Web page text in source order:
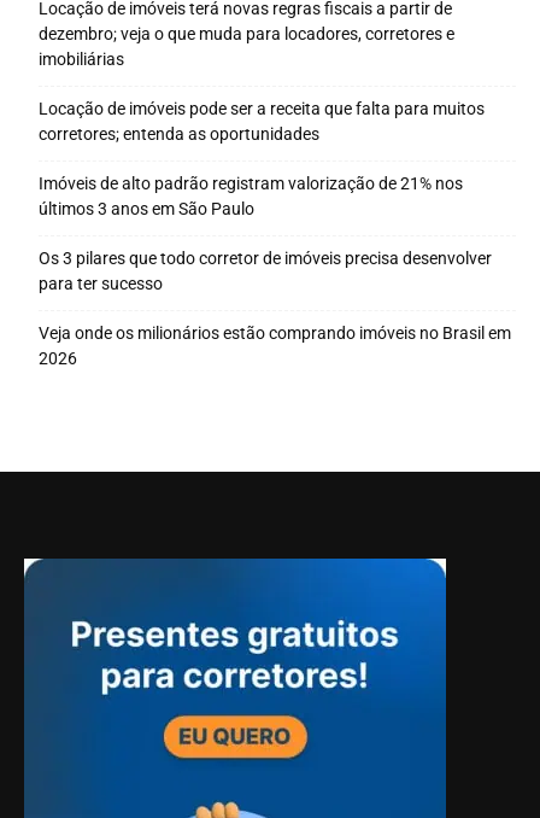
Locação de imóveis terá novas regras fiscais a partir de
dezembro; veja o que muda para locadores, corretores e
imobiliárias
Locação de imóveis pode ser a receita que falta para muitos
corretores; entenda as oportunidades
Imóveis de alto padrão registram valorização de 21% nos
últimos 3 anos em São Paulo
Os 3 pilares que todo corretor de imóveis precisa desenvolver
para ter sucesso
Veja onde os milionários estão comprando imóveis no Brasil em
2026